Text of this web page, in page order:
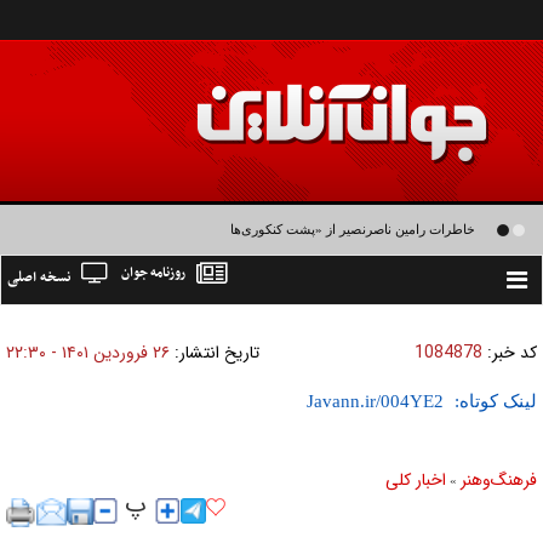
خاطرات رامین ناصرنصیر از «پشت‌ کنکوری‌ها» و رضا داوودنژاد: رضا کودک درون فعالی
Toggle
نسخه اصلی روزنامه جوان
کد خبر: 1084878 تاریخ انتشار: ۲۶ فروردين ۱۴۰۱ - ۲۲:۳۰
لینک کوتاه:
فرهنگ‌و‌هنر » اخبار كلی